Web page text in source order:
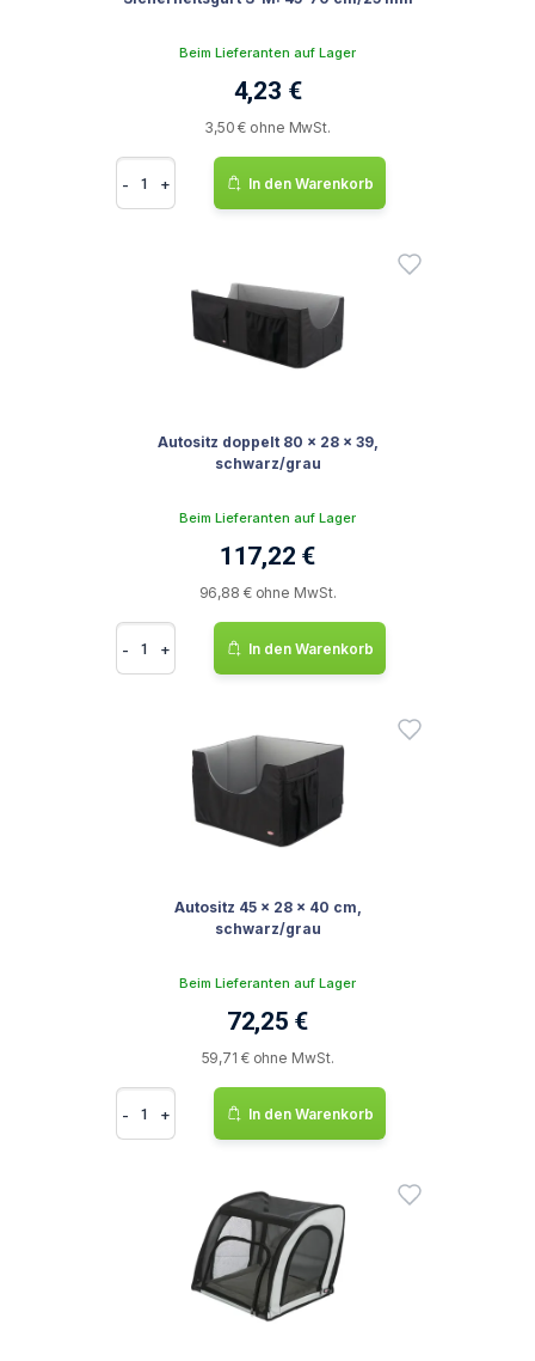
Beim Lieferanten auf Lager
4,23 €
3,50 € ohne MwSt.
- + In den Warenkorb
Autositz doppelt 80 × 28 × 39,
schwarz/grau
Beim Lieferanten auf Lager
117,22 €
96,88 € ohne MwSt.
- + In den Warenkorb
Autositz 45 x 28 x 40 cm,
schwarz/grau
Beim Lieferanten auf Lager
72,25 €
59,71 € ohne MwSt.
- + In den Warenkorb